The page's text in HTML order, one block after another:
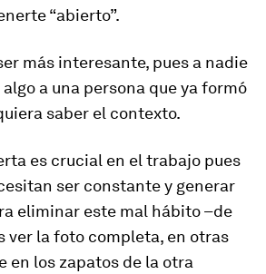
“abierto”.
más interesante, pues a nadie
a una persona que ya formó
saber el contexto.
es crucial en el trabajo pues
ser constante y generar
eliminar este mal hábito –de
ver la foto completa, en otras
en los zapatos de la otra